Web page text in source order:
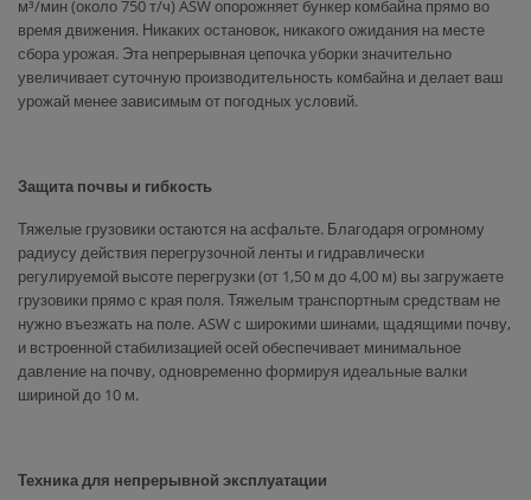
м³/мин (около 750 т/ч) ASW опорожняет бункер комбайна прямо во
время движения. Никаких остановок, никакого ожидания на месте
сбора урожая. Эта непрерывная цепочка уборки значительно
увеличивает суточную производительность комбайна и делает ваш
урожай менее зависимым от погодных условий.
Защита почвы и гибкость
Тяжелые грузовики остаются на асфальте. Благодаря огромному
радиусу действия перегрузочной ленты и гидравлически
регулируемой высоте перегрузки (от 1,50 м до 4,00 м) вы загружаете
грузовики прямо с края поля. Тяжелым транспортным средствам не
нужно въезжать на поле. ASW с широкими шинами, щадящими почву,
и встроенной стабилизацией осей обеспечивает минимальное
давление на почву, одновременно формируя идеальные валки
шириной до 10 м.
Техника для непрерывной эксплуатации